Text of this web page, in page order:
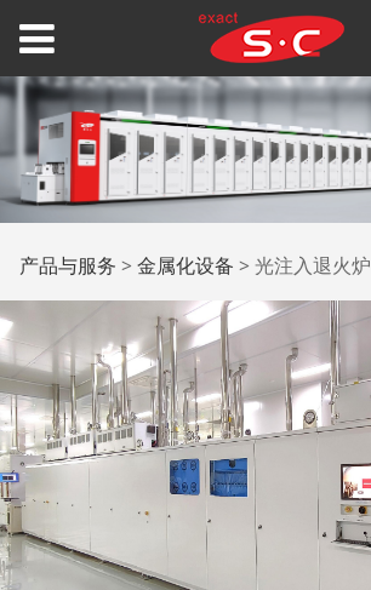
光注入退火炉
产品与服务 > 金属化设备 > 光注入退火炉